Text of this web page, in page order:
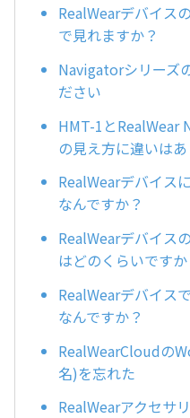
RealWearデバイス
で見れますか？
Navigatorシリーズ
ださい
HMT-1とRealWear
の見え方に違いは
RealWearデバイス
なんですか？
RealWearデバイス
はどのくらいですか
RealWearデバイス
なんですか？
RealWearCloudの
名)を忘れた
RealWearアクセサ